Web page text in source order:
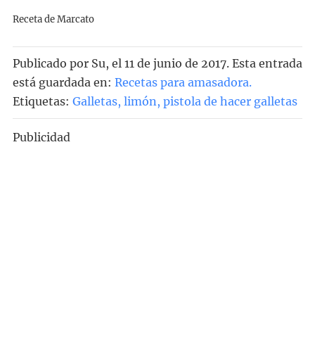
Receta de Marcato
Publicado por Su, el 11 de junio de 2017. Esta entrada
está guardada en: Recetas para amasadora.
Etiquetas: Galletas, limón, pistola de hacer galletas
Publicidad